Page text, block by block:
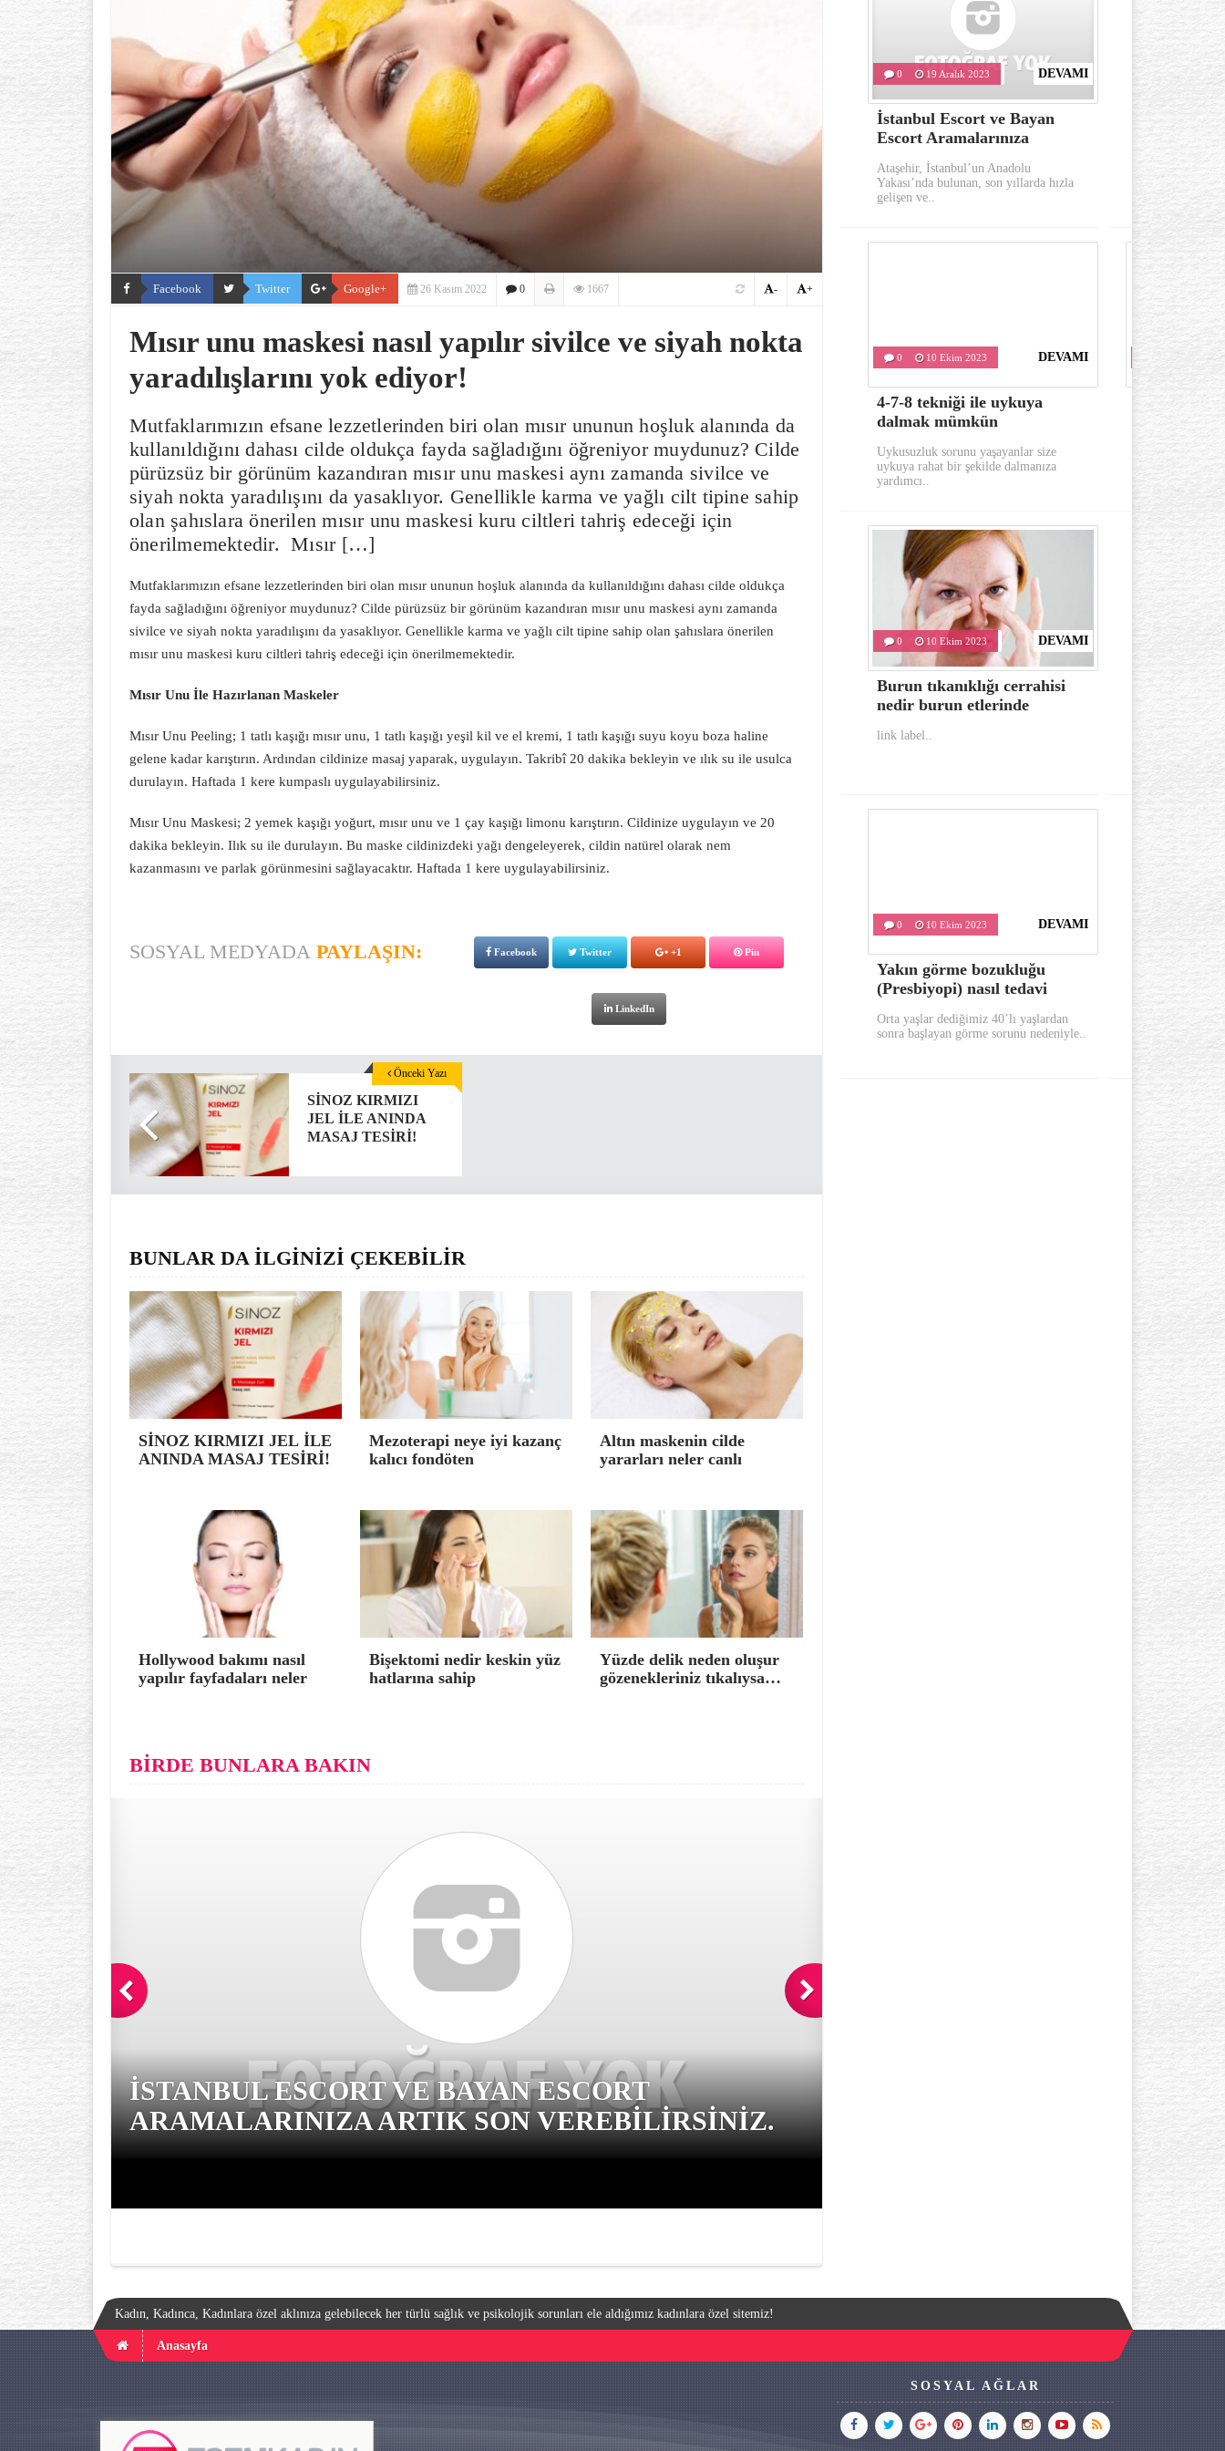
Facebook Twitter Google+ 26 Kasım 2022 0 1667 +
-
Mısır unu maskesi nasıl yapılır sivilce ve siyah nokta
yaradılışlarını yok ediyor!
Mutfaklarımızın efsane lezzetlerinden biri olan mısır ununun hoşluk alanında da
kullanıldığını dahası cilde oldukça fayda sağladığını öğreniyor muydunuz? Cilde
pürüzsüz bir görünüm kazandıran mısır unu maskesi aynı zamanda sivilce ve
siyah nokta yaradılışını da yasaklıyor. Genellikle karma ve yağlı cilt tipine sahip
olan şahıslara önerilen mısır unu maskesi kuru ciltleri tahriş edeceği için
önerilmemektedir. Mısır […]
Mutfaklarımızın efsane lezzetlerinden biri olan mısır ununun hoşluk alanında da kullanıldığını dahası cilde oldukça
fayda sağladığını öğreniyor muydunuz? Cilde pürüzsüz bir görünüm kazandıran mısır unu maskesi aynı zamanda
sivilce ve siyah nokta yaradılışını da yasaklıyor. Genellikle karma ve yağlı cilt tipine sahip olan şahıslara önerilen
mısır unu maskesi kuru ciltleri tahriş edeceği için önerilmemektedir.
Mısır Unu İle Hazırlanan Maskeler
Mısır Unu Peeling; 1 tatlı kaşığı mısır unu, 1 tatlı kaşığı yeşil kil ve el kremi, 1 tatlı kaşığı suyu koyu boza haline
gelene kadar karıştırın. Ardından cildinize masaj yaparak, uygulayın. Takribî 20 dakika bekleyin ve ılık su ile usulca
durulayın. Haftada 1 kere kumpaslı uygulayabilirsiniz.
Mısır Unu Maskesi; 2 yemek kaşığı yoğurt, mısır unu ve 1 çay kaşığı limonu karıştırın. Cildinize uygulayın ve 20
dakika bekleyin. Ilık su ile durulayın. Bu maske cildinizdeki yağı dengeleyerek, cildin natürel olarak nem
kazanmasını ve parlak görünmesini sağlayacaktır. Haftada 1 kere uygulayabilirsiniz.
SOSYAL MEDYADA PAYLAŞIN: Facebook Twitter +1 Pin
LinkedIn
SİNOZ KIRMIZI
JEL İLE ANINDA
MASAJ TESİRİ!
Önceki Yazı
BUNLAR DA İLGİNİZİ ÇEKEBİLİR
SİNOZ KIRMIZI JEL İLE
ANINDA MASAJ TESİRİ!
Mezoterapi neye iyi kazanç
kalıcı fondöten
Altın maskenin cilde
yararları neler canlı
Hollywood bakımı nasıl
yapılır fayfadaları neler
Bişektomi nedir keskin yüz
hatlarına sahip
Yüzde delik neden oluşur
gözenekleriniz tıkalıysa…
BİRDE BUNLARA BAKIN
İSTANBUL ESCORT VE BAYAN ESCORT
ARAMALARINIZA ARTIK SON VEREBILIRSINIZ.
GÖZ ÇEVRESI KIRIŞIKLIK
YAŞINDA BAŞLAR? AÇIK
DEVAMI
0 19 Aralık 2023
İstanbul Escort ve Bayan
Escort Aramalarınıza
Ataşehir, İstanbul’un Anadolu
Yakası’nda bulunan, son yıllarda hızla
gelişen ve..
10
Göz
oluşumu
Göz
önemli
DEVAMI
0 10 Ekim 2023
4-7-8 tekniği ile uykuya
dalmak mümkün
Uykusuzluk sorunu yaşayanlar size
uykuya rahat bir şekilde dalmanıza
yardımcı..
0 10 Ekim
Varis
aylarında
Gerek görünümü
oldukça dikkat
hastalıklardan..
DEVAMI
0 10 Ekim 2023
Burun tıkanıklığı cerrahisi
nedir burun etlerinde
link label..
0
İlk yardım
link label..
DEVAMI
0 10 Ekim 2023
Yakın görme bozukluğu
(Presbiyopi) nasıl tedavi
Orta yaşlar dediğimiz 40’lı yaşlardan
sonra başlayan görme sorunu nedeniyle..
0
bunları
Sabahları
yerinde
Kadın, Kadınca, Kadınlara özel aklınıza gelebilecek her türlü sağlık ve psikolojik sorunları ele aldığımız kadınlara özel sitemiz!
Anasayfa
SOSYAL AĞLAR